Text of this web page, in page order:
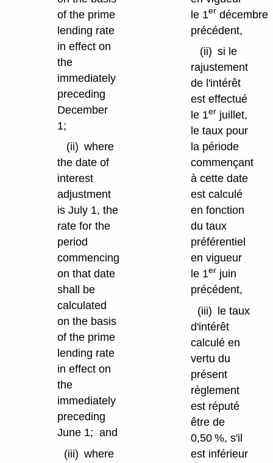
of the prime
lending rate
in effect on
the
immediately
preceding
December
1;
(ii) where
the date of
interest
adjustment
is July 1, the
rate for the
period
commencing
on that date
shall be
calculated
on the basis
of the prime
lending rate
in effect on
the
immediately
preceding
June 1; and
(iii) where
le 1er décembre
précédent,
(ii) si le
rajustement
de l'intérêt
est effectué
le 1er juillet,
le taux pour
la période
commençant
à cette date
est calculé
en fonction
du taux
préférentiel
en vigueur
le 1er juin
précédent,
(iii)
le taux
d'intérêt
calculé en
vertu du
présent
règlement
est réputé
être de
0,50 %, s'il
est inférieur